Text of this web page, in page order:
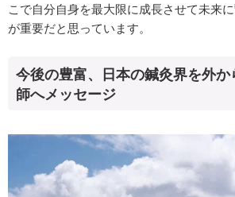
こで自分自身を最大限に成長させて未来
が重要だと思っています。
今後の豊富、日本の鍼灸界を外
師へメッセージ